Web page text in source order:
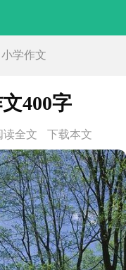
小学作文
400字
读全文 下载本文